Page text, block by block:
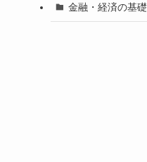
金融・経済の基礎